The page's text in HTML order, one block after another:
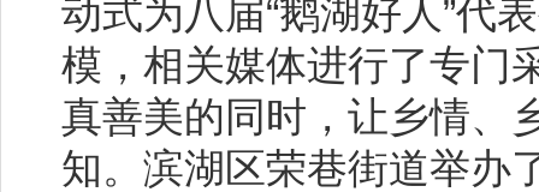
动式为八届“鹅湖好人”代
模，相关媒体进行了专门
真善美的同时，让乡情、
知。滨湖区荣巷街道举